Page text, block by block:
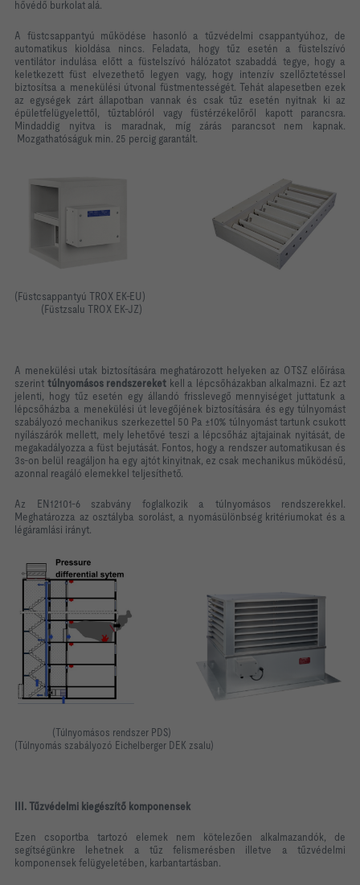
hővédő burkolat alá.
A füstcsappantyú működése hasonló a tűzvédelmi csappantyúhoz, de
automatikus kioldása nincs. Feladata, hogy tűz esetén a füstelszívó
ventilátor indulása előtt a füstelszívó hálózatot szabaddá tegye, hogy a
keletkezett füst elvezethető legyen vagy, hogy intenzív szellőztetéssel
biztosítsa a menekülési útvonal füstmentességét. Tehát alapesetben ezek
az egységek zárt állapotban vannak és csak tűz esetén nyitnak ki az
épületfelügyelettől, tűztablóról vagy füstérzékelőről kapott parancsra.
Mindaddig nyitva is maradnak, míg zárás parancsot nem kapnak.
Mozgathatóságuk min. 25 percig garantált.
(Füstcsappantyú TROX EK-EU)
(Füstzsalu TROX EK-JZ)
A menekülési utak biztosítására meghatározott helyeken az OTSZ előírása
szerint túlnyomásos rendszereket kell a lépcsőházakban alkalmazni. Ez azt
jelenti, hogy tűz esetén egy állandó frisslevegő mennyiséget juttatunk a
lépcsőházba a menekülési út levegőjének biztosítására és egy túlnyomást
szabályozó mechanikus szerkezettel 50 Pa ±10% túlnyomást tartunk csukott
nyílászárók mellett, mely lehetővé teszi a lépcsőház ajtajainak nyitását, de
megakadályozza a füst bejutását. Fontos, hogy a rendszer automatikusan és
3s-on belül reagáljon ha egy ajtót kinyitnak, ez csak mechanikus működésű,
azonnal reagáló elemekkel teljesíthető.
Az EN12101-6 szabvány foglalkozik a túlnyomásos rendszerekkel.
Meghatározza az osztályba sorolást, a nyomásülönbség kritériumokat és a
légáramlási irányt.
(Túlnyomásos rendszer PDS)
(Túlnyomás szabályozó Eichelberger DEK zsalu)
III. Tűzvédelmi kiegészítő komponensek
Ezen csoportba tartozó elemek nem kötelezően alkalmazandók, de
segítségünkre lehetnek a tűz felismerésben illetve a tűzvédelmi
komponensek felügyeletében, karbantartásban.